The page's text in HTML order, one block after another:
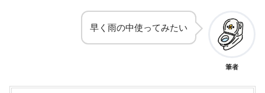
早く雨の中使ってみたい
筆者